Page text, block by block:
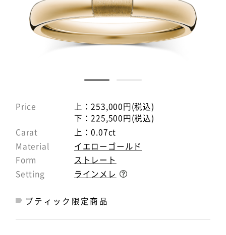
Price
上：253,000円(税込)
下：225,500円(税込)
Carat
上：0.07ct
Material
イエローゴールド
Form
ストレート
Setting
ラインメレ
ブティック限定商品